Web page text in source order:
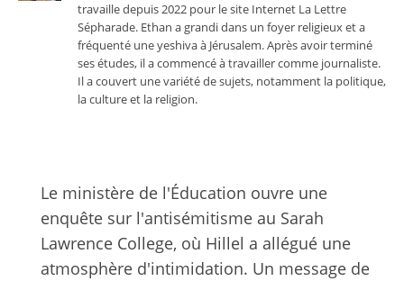
travaille depuis 2022 pour le site Internet La Lettre
Sépharade. Ethan a grandi dans un foyer religieux et a
fréquenté une yeshiva à Jérusalem. Après avoir terminé
ses études, il a commencé à travailler comme journaliste.
Il a couvert une variété de sujets, notamment la politique,
la culture et la religion.
Le ministère de l'Éducation ouvre une
enquête sur l'antisémitisme au Sarah
Lawrence College, où Hillel a allégué une
atmosphère d'intimidation. Un message de